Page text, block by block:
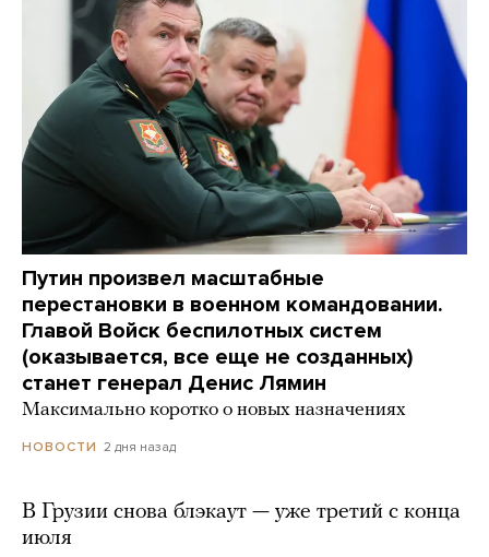
Путин произвел масштабные
перестановки в военном командовании.
Главой Войск беспилотных систем
(оказывается, все еще не созданных)
станет генерал Денис Лямин
Максимально коротко о новых назначениях
НОВОСТИ 2 дня назад
В Грузии снова блэкаут — уже третий с конца
июля